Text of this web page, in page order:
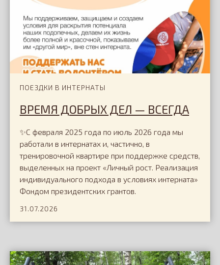
ПОЕЗДКИ В ИНТЕРНАТЫ
ВРЕМЯ ДОБРЫХ ДЕЛ — ВСЕГДА
✨С февраля 2025 года по июль 2026 года мы
работали в интернатах и, частично, в
тренировочной квартире при поддержке средств,
выделенных на проект «Личный рост. Реализация
индивидуального подхода в условиях интерната»
Фондом президентских грантов.
31.07.2026